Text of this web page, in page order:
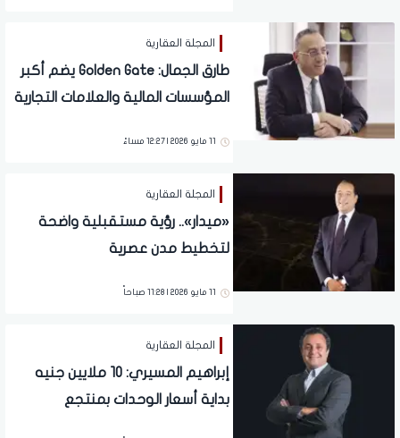
المجلة العقارية
طارق الجمال: Golden Gate يضم أكبر
المؤسسات المالية والعلامات التجارية
11 مايو 2026 | 12:27 مساءً
المجلة العقارية
«ميدار».. رؤية مستقبلية واضحة
لتخطيط مدن عصرية
11 مايو 2026 | 11:28 صباحاً
المجلة العقارية
إبراهيم المسيري: 10 ملايين جنيه
بداية أسعار الوحدات بمنتجع